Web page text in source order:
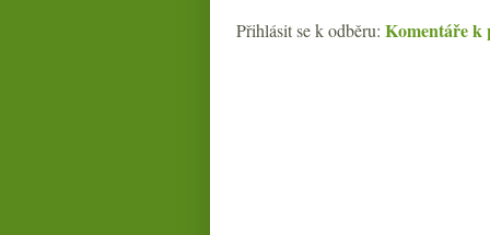
Přihlásit se k odběru: Komentáře k